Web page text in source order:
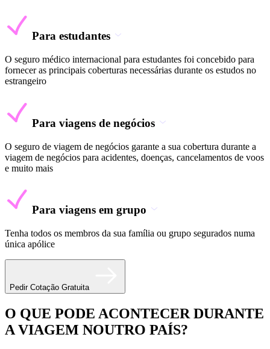
Para estudantes
O seguro médico internacional para estudantes foi concebido para
fornecer as principais coberturas necessárias durante os estudos no
estrangeiro
Para viagens de negócios
O seguro de viagem de negócios garante a sua cobertura durante a
viagem de negócios para acidentes, doenças, cancelamentos de voos
e muito mais
Para viagens em grupo
Tenha todos os membros da sua família ou grupo segurados numa
única apólice
Pedir Cotação Gratuita
O QUE PODE ACONTECER DURANTE
A VIAGEM NOUTRO PAÍS?